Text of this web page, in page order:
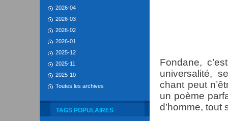
2026-04
2026-03
2026-02
2026-01
2025-12
2025-11
2025-10
Toutes les archives
TAGS POPULAIRES
Fondane,
universalité,
chant peut
un poème
d’homme, tout